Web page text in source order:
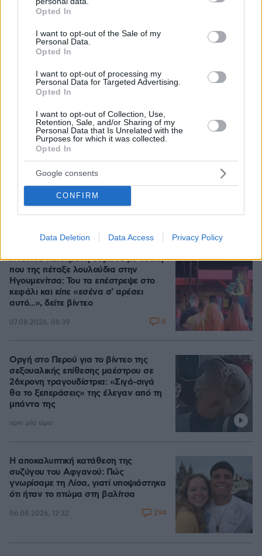
grant or deny consent to Google and its third-party tags to
use your data for below specified purposes in below Google
consent section.
Opted In
I want to opt-out of the Sale of my
Personal Data.
Opted In
I want to opt-out of processing my
Personal Data for Targeted Advertising.
Opted In
I want to opt-out of Collection, Use,
Retention, Sale, and/or Sharing of my
Personal Data that Is Unrelated with the
Purposes for which it was collected.
Opted In
Google consents
CONFIRM
Data Deletion Data Access Privacy Policy
Προφυλακίστηκαν ο δήμαρχος Στυλίδας και δύο
07.08.2026, 07:00
Η Ιουλία Καλλιμάνη θύμωσε με θεατή
που της πέταξε λουλούδια στην
Ηγουμενίτσα: Του τα επέστρεψε στο
κεφάλι και είπε «εσένα σ' αρέσει
αυτό...», δείτε βίντεο
07.08.2026, 06:39 8
Οργή στο Περού για το βίντεο της
σεξουαλικής επίθεσης μαέστρου σε
26χρονη τραγουδίστρια: «Σιγά-σιγά
θα το ξεπεράσεις» της έλεγαν από τη
μπάντα της
πριν μία ώρα
Η αποκαλυπτική κατάθεση της
συζύγου του Αφγανού: Πώς
γνωρίσαμε τη Λίσα, γιατί υποψιάστηκα
ότι ήταν το πτώμα στη βαλίτσα
06.08.2026, 12:32 294